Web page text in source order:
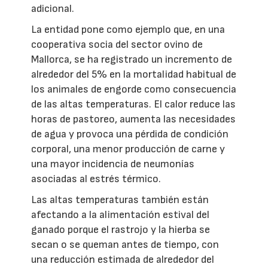
adicional.
La entidad pone como ejemplo que, en una
cooperativa socia del sector ovino de
Mallorca, se ha registrado un incremento de
alrededor del 5% en la mortalidad habitual de
los animales de engorde como consecuencia
de las altas temperaturas. El calor reduce las
horas de pastoreo, aumenta las necesidades
de agua y provoca una pérdida de condición
corporal, una menor producción de carne y
una mayor incidencia de neumonías
asociadas al estrés térmico.
Las altas temperaturas también están
afectando a la alimentación estival del
ganado porque el rastrojo y la hierba se
secan o se queman antes de tiempo, con
una reducción estimada de alrededor del